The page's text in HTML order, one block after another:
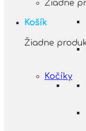
Žiadne
Košík
Žiadne
Kočíky